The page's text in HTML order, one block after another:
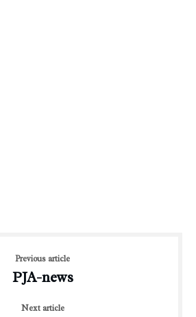
Previous article
PJA-news
Next article